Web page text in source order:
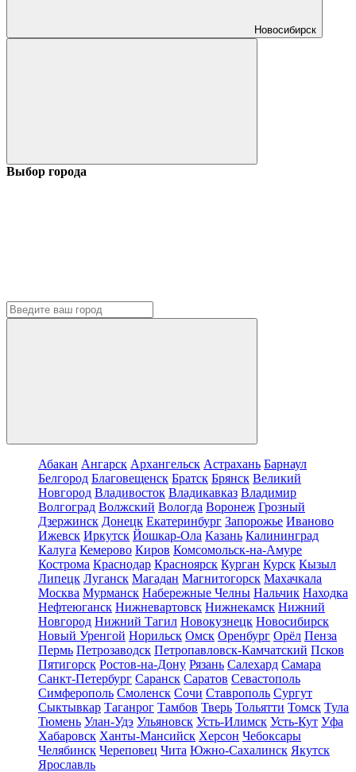
Новосибирск
Выбор города
Абакан Ангарск Архангельск Астрахань Барнаул
Белгород Благовещенск Братск Брянск Великий
Новгород Владивосток Владикавказ Владимир
Волгоград Волжский Вологда Воронеж Грозный
Дзержинск Донецк Екатеринбург Запорожье Иваново
Ижевск Иркутск Йошкар-Ола Казань Калининград
Калуга Кемерово Киров Комсомольск-на-Амуре
Кострома Краснодар Красноярск Курган Курск Кызыл
Липецк Луганск Магадан Магнитогорск Махачкала
Москва Мурманск Набережные Челны Нальчик Находка
Нефтеюганск Нижневартовск Нижнекамск Нижний
Новгород Нижний Тагил Новокузнецк Новосибирск
Новый Уренгой Норильск Омск Оренбург Орёл Пенза
Пермь Петрозаводск Петропавловск-Камчатский Псков
Пятигорск Ростов-на-Дону Рязань Салехард Самара
Санкт-Петербург Саранск Саратов Севастополь
Симферополь Смоленск Сочи Ставрополь Сургут
Сыктывкар Таганрог Тамбов Тверь Тольятти Томск Тула
Тюмень Улан-Удэ Ульяновск Усть-Илимск Усть-Кут Уфа
Хабаровск Ханты-Мансийск Херсон Чебоксары
Челябинск Череповец Чита Южно-Сахалинск Якутск
Ярославль